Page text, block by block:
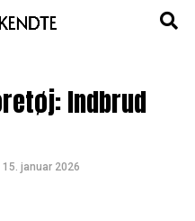
Indbrud
15. januar 2026